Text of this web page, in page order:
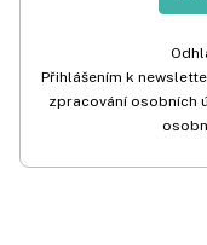
Přihlášením k
zpracování osobních